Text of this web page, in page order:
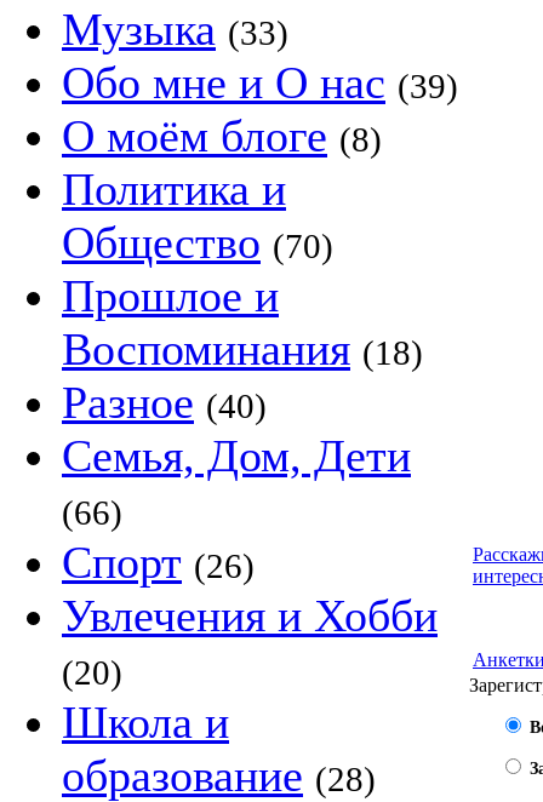
Музыка (33)
Обо мне и О нас (39)
О моём блоге (8)
Политика и
Общество (70)
Прошлое и
Воспоминания (18)
Разное (40)
Семья, Дом, Дети
(66)
Спорт (26)
Увлечения и Хобби
(20)
Школа и
образование (28)